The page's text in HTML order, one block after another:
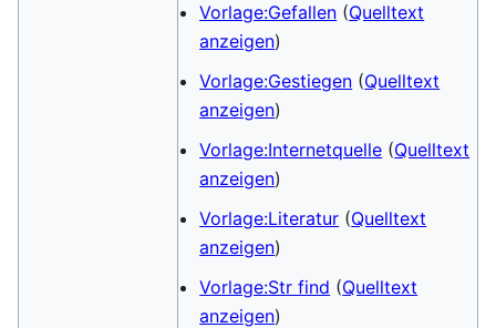
Vorlage:Gefallen (Quelltext
anzeigen)
Vorlage:Gestiegen (Quelltext
anzeigen)
Vorlage:Internetquelle (Quelltext
anzeigen)
Vorlage:Literatur (Quelltext
anzeigen)
Vorlage:Str find (Quelltext
anzeigen)